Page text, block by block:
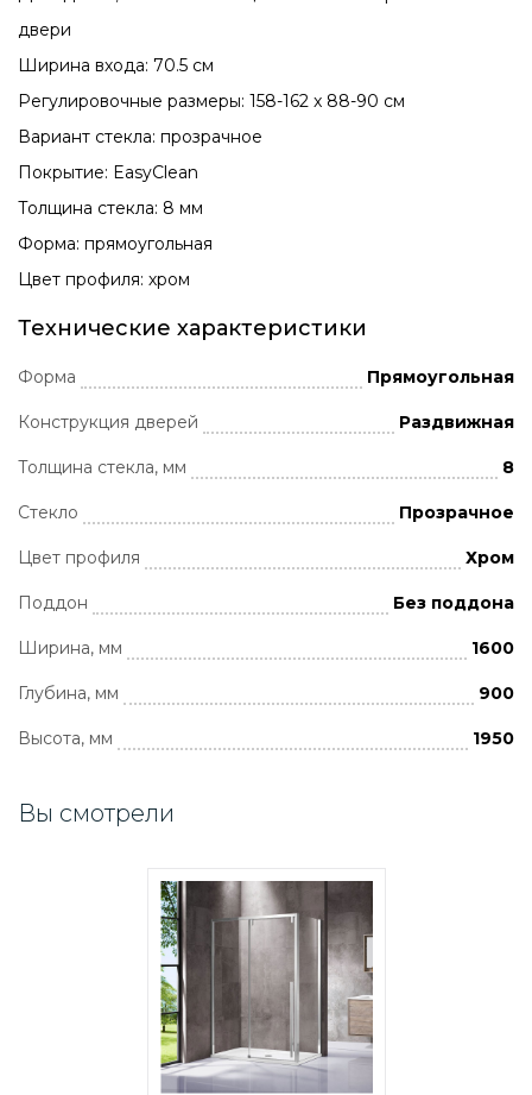
двери
Ширина входа: 70.5 см
Регулировочные размеры: 158-162 x 88-90 см
Вариант стекла: прозрачное
Покрытие: EasyClean
Толщина стекла: 8 мм
Форма: прямоугольная
Цвет профиля: хром
Технические характеристики
Форма Прямоугольная
Конструкция дверей Раздвижная
Толщина стекла, мм 8
Стекло Прозрачное
Цвет профиля Хром
Поддон Без поддона
Ширина, мм 1600
Глубина, мм 900
Высота, мм 1950
Вы смотрели